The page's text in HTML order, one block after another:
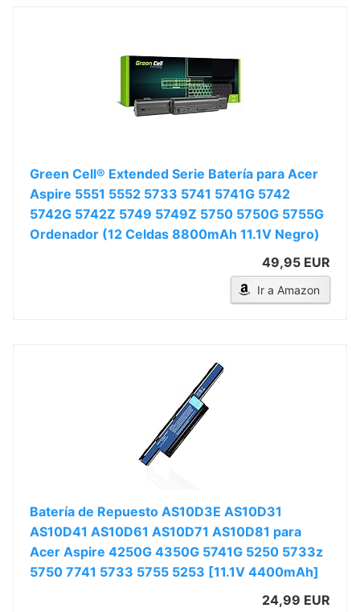
Green Cell® Extended Serie Batería para Acer
Aspire 5551 5552 5733 5741 5741G 5742
5742G 5742Z 5749 5749Z 5750 5750G 5755G
Ordenador (12 Celdas 8800mAh 11.1V Negro)
49,95 EUR
Ir a Amazon
Batería de Repuesto AS10D3E AS10D31
AS10D41 AS10D61 AS10D71 AS10D81 para
Acer Aspire 4250G 4350G 5741G 5250 5733z
5750 7741 5733 5755 5253 [11.1V 4400mAh]
24,99 EUR